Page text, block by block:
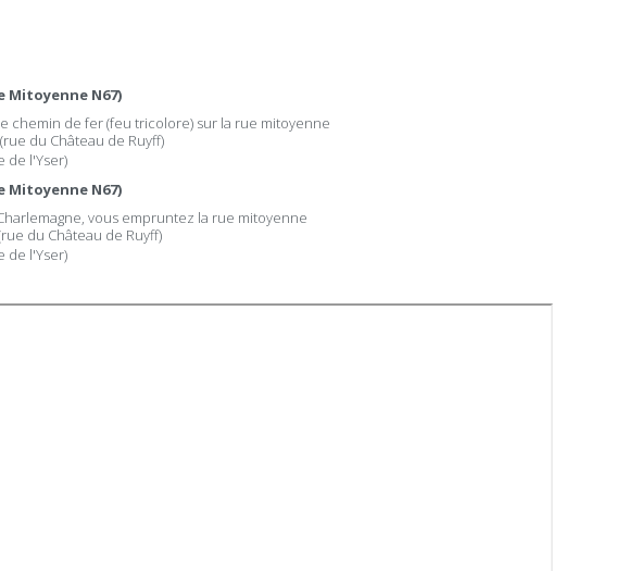
Mitoyenne N67)
chemin de fer (feu tricolore) sur la rue mitoyenne
du Château de Ruyff)
de l'Yser)
Mitoyenne N67)
vous empruntez la rue mitoyenne
du Château de Ruyff)
de l'Yser)